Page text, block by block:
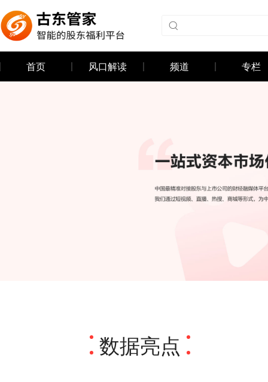
首页 风口解读 频道 专栏
数据亮点